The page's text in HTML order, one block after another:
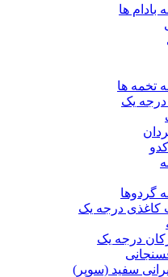
بادام ها
تخمه ها
درجه یک
گردوها
کاغذی درجه یک
درجه یک
سفید (سوپر)